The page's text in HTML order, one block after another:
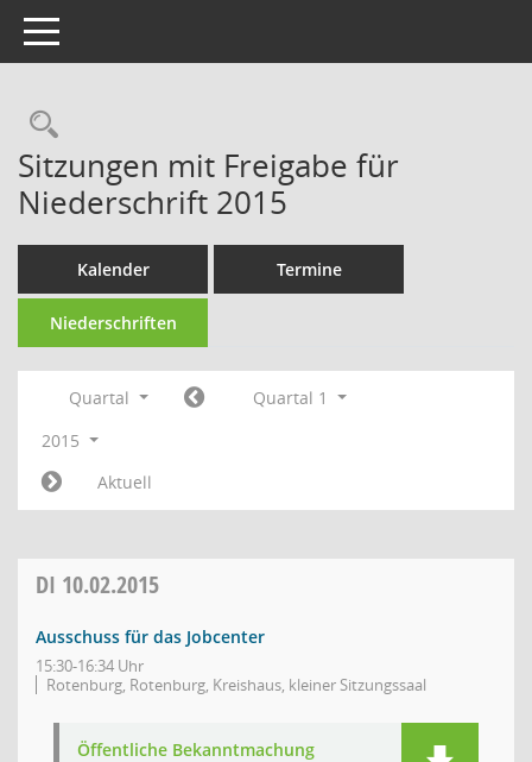
Toggle navigation
Rechercheauswahl
Sitzungen mit Freigabe für
Niederschrift 2015
Kalender Termine
Niederschriften
Quartal
Quartal 1
2015
Aktuell
DI 10.02.2015
Ausschuss für das Jobcenter
15:30-16:34 Uhr
Rotenburg, Rotenburg, Kreishaus, kleiner Sitzungssaal
Öffentliche Bekanntmachung